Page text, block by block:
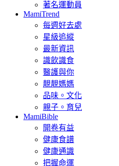
著名運動員
MamiTrend
每週好去處
星級追縱
最新資訊
識飲識食
醫護與你
靚靚媽媽
品味。文化
親子。育兒
MamiBible
開卷有益
健康食譜
健康通識
把握命運